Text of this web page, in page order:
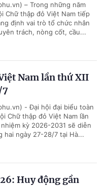
– Trong những năm
Chữ thập đỏ Việt Nam tiếp
định vai trò tổ chức nhân
trách, nòng cốt, cầu...
Nam lần thứ XII
7
- Đại hội đại biểu toàn
Chữ thập đỏ Việt Nam lần
kỳ 2026-2031 sẽ diễn
hai ngày 27-28/7 tại Hà...
Huy động gần